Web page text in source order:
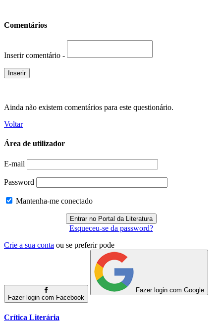
Comentários
Inserir comentário -
Ainda não existem comentários para este questionário.
Voltar
Área de utilizador
E-mail
Password
Mantenha-me conectado
Esqueceu-se da password?
Crie a sua conta ou se preferir pode
Fazer login com Facebook
Fazer login com Google
Crítica Literária